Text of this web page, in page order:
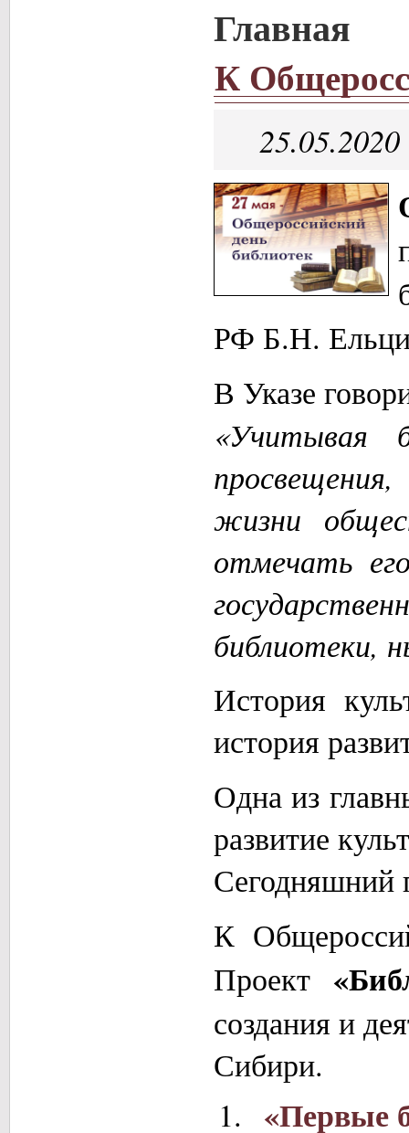
Главная
К
25.05.2020
РФ Б.Н.
В Указе
«Учитывая
жизни
отмечать
библиотеки,
История
история
Одна из
развитие
Сегодняшний
К
Проект
создания и
Сибири.
«Первые